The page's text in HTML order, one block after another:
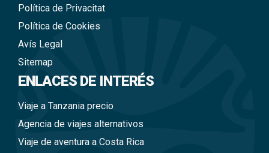
Política de Privacitat
Política de Cookies
Avís Legal
Sitemap
ENLACES DE INTERÉS
Viaje a Tanzania precio
Agencia de viajes alternativos
Viaje de aventura a Costa Rica